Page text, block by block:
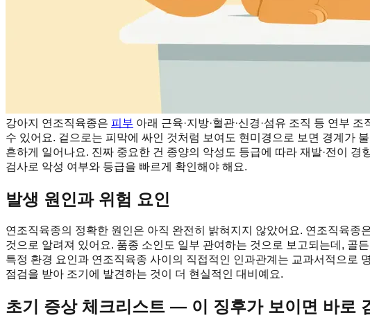
강아지 연조직육종은 피부 아래 근육·지방·혈관·신경·섬유 조직 등 연부
수 있어요. 겉으로는 피막에 싸인 것처럼 보여도 현미경으로 보면 경계가
흔하게 일어나요. 진짜 중요한 건 종양의 악성도 등급에 따라 재발·전이
검사로 악성 여부와 등급을 빠르게 확인해야 해요.
발생 원인과 위험 요인
연조직육종의 정확한 원인은 아직 완전히 밝혀지지 않았어요. 연조직육
것으로 알려져 있어요. 품종 소인도 일부 관여하는 것으로 보고되는데, 골
특정 환경 요인과 연조직육종 사이의 직접적인 인과관계는 교과서적으로
점검을 받아 조기에 발견하는 것이 더 현실적인 대비예요.
초기 증상 체크리스트 — 이 징후가 보이면 바로